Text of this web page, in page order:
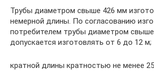
Трубы диаметром свыше 426 мм
немерной длины. По согласованию
потребителем трубы диаметром
допускается изготовлять от 6 до 12 м;
кратной длины кратностью не менее